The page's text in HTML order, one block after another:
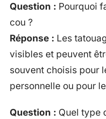
Question : Pourquoi
cou ?
Réponse : Les
visibles et peuvent
souvent choisis pour
personnelle ou pour
Question : Quel type